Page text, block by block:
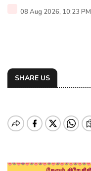
08 Aug 2026, 10:23 PM
SHARE US